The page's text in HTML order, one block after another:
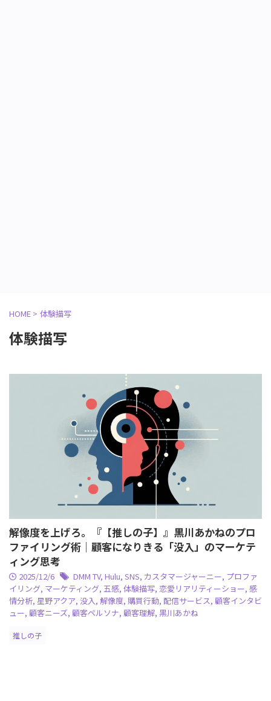
HOME > 体験描写
体験描写
解像度を上げろ。『【推しの子】』黒川あかねのプロ
ファイリング術｜顧客になりきる「没入」のマーケテ
ィング思考
2025/12/6 DMM TV, Hulu, SNS, カスタマージャーニー, プロファ
イリング, マーケティング, 五感, 体験描写, 恋愛リアリティーショー, 感
情分析, 星野アクア, 没入, 解像度, 購買行動, 配信サービス, 顧客インタビ
ュー, 顧客ニーズ, 顧客ペルソナ, 顧客理解, 黒川あかね
推しの子